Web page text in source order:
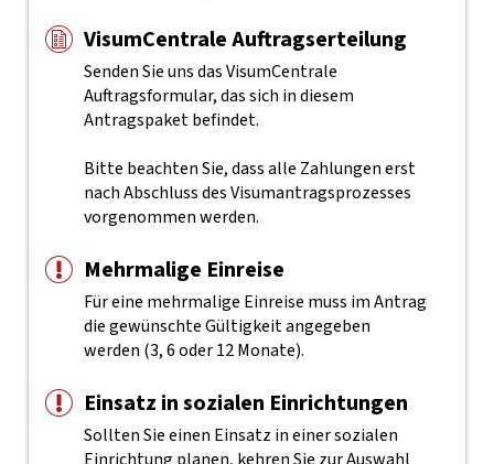
VisumCentrale Auftragserteilung
Senden Sie uns das VisumCentrale
Auftragsformular, das sich in diesem
Antragspaket befindet.
Bitte beachten Sie, dass alle Zahlungen erst
nach Abschluss des Visumantragsprozesses
vorgenommen werden.
Mehrmalige Einreise
Für eine mehrmalige Einreise muss im Antrag
die gewünschte Gültigkeit angegeben
werden (3, 6 oder 12 Monate).
Einsatz in sozialen Einrichtungen
Sollten Sie einen Einsatz in einer sozialen